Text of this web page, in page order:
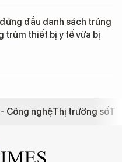
đầu danh sách trúng
trùm thiết bị y tế vừa bị
Công nghệThị trường số